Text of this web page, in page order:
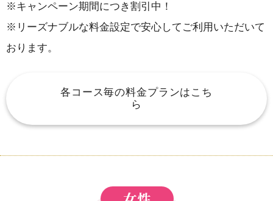
※キャンペーン期間につき割引中！
※リーズナブルな料金設定で安心してご利用いただいて
おります。
各コース毎の料金プランはこち
ら